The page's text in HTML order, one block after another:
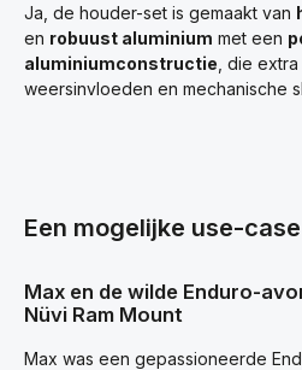
Ja, de houder-set is gemaakt van
en robuust aluminium met een
aluminiumconstructie , die
weersinvloeden en mechanische
Een mogelijke use-
Max en de wilde Enduro-
Nüvi Ram Mount
Max was een gepassioneerde